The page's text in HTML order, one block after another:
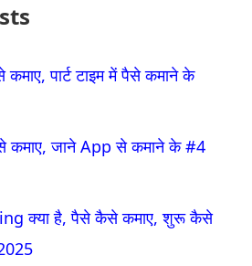
पार्ट टाइम में पैसे कमाने के
कमाए, जाने App से कमाने के #4
क्या है, पैसे कैसे कमाए, शुरू कैसे